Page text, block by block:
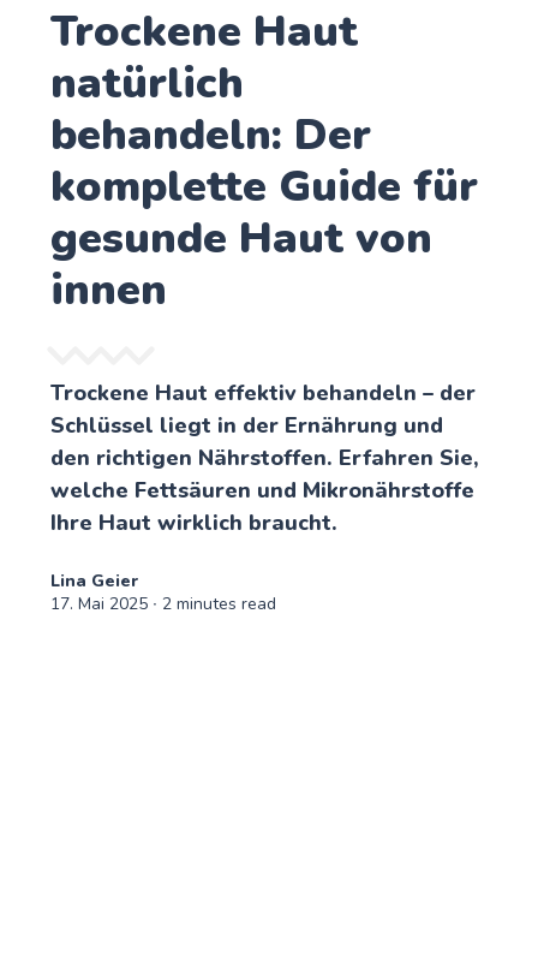
Trockene Haut
natürlich
behandeln: Der
komplette Guide für
gesunde Haut von
innen
Trockene Haut effektiv behandeln – der
Schlüssel liegt in der Ernährung und
den richtigen Nährstoffen. Erfahren Sie,
welche Fettsäuren und Mikronährstoffe
Ihre Haut wirklich braucht.
Lina Geier
17. Mai 2025 ∙ 2 minutes read